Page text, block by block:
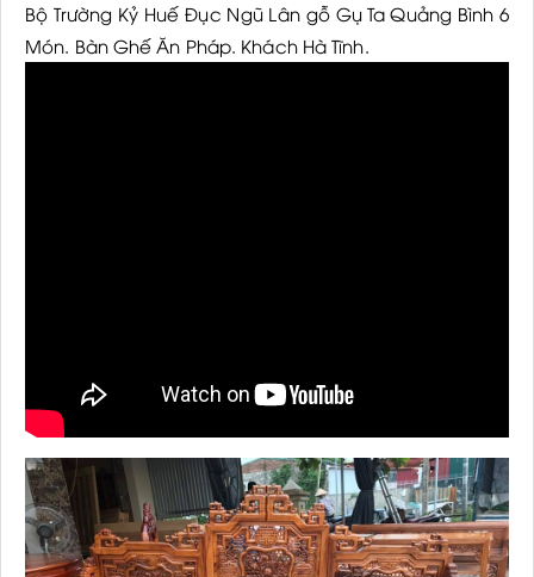
Bộ Trường Kỷ Huế Đục Ngũ Lân gỗ Gụ Ta Quảng Bình 6
Món. Bàn Ghế Ăn Pháp. Khách Hà Tĩnh.